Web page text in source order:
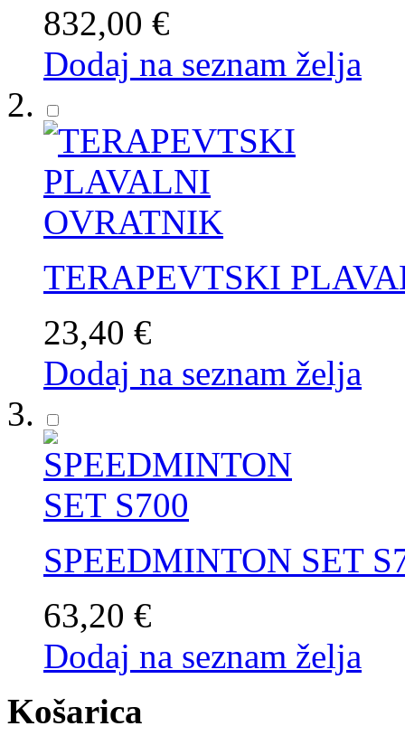
832,00 €
Dodaj na seznam želja
TERAPEVTSKI
23,40 €
Dodaj na seznam želja
SPEEDMINTON SET
63,20 €
Dodaj na seznam želja
Košarica